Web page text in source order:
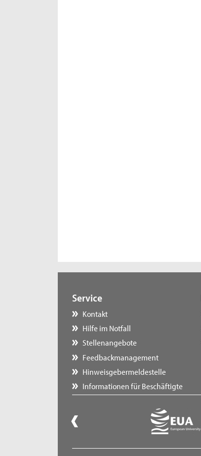
Service
Kontakt
Hilfe im Notfall
Stellenangebote
Feedbackmanagement
Hinweisgebermeldestelle
Informationen für Beschäftigte